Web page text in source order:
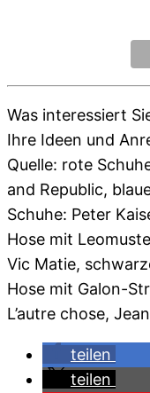
Was interessiert
Ihre Ideen und
Quelle: rote
and Republic,
Schuhe: Peter
Hose mit
Vic Matie,
Hose mit Galon-
L’autre chose,
teilen
teilen